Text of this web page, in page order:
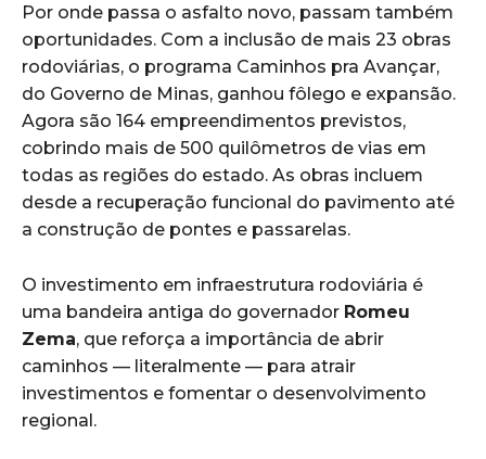
Por onde passa o asfalto novo, passam também
oportunidades. Com a inclusão de mais 23 obras
rodoviárias, o programa Caminhos pra Avançar,
do Governo de Minas, ganhou fôlego e expansão.
Agora são 164 empreendimentos previstos,
cobrindo mais de 500 quilômetros de vias em
todas as regiões do estado. As obras incluem
desde a recuperação funcional do pavimento até
a construção de pontes e passarelas.
O investimento em infraestrutura rodoviária é
uma bandeira antiga do governador Romeu
Zema, que reforça a importância de abrir
caminhos — literalmente — para atrair
investimentos e fomentar o desenvolvimento
regional.